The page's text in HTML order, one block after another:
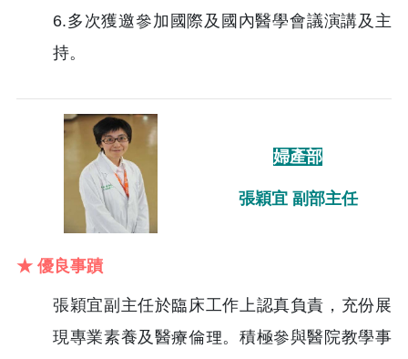
6.多次獲邀參加國際及國內醫學會議演講及主
持。
婦產部
張穎宜 副部主任
★ 優良事蹟
張穎宜副主任於臨床工作上認真負責，充份展
現專業素養及醫療倫理。積極參與醫院教學事